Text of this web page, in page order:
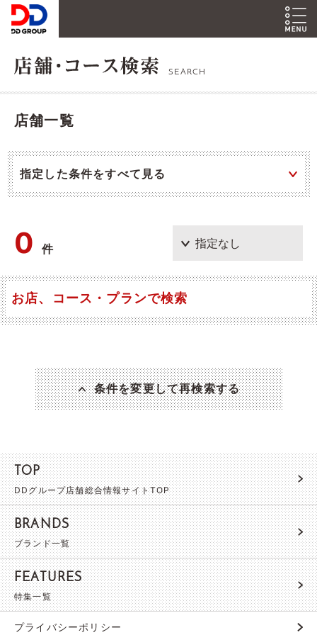
SEARCH
店舗一覧
指定した条件をすべて見る
0件
お店、コース・プランで検索
条件を変更して再検索する
TOP
DDグループ店舗総合情報サイトTOP
BRANDS
ブランド一覧
FEATURES
特集一覧
プライバシーポリシー